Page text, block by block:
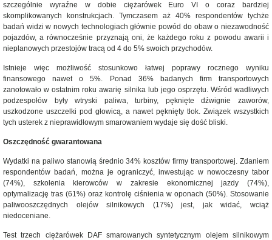
szczególnie wyraźne w dobie ciężarówek Euro VI o coraz bardziej
skomplikowanych konstrukcjach. Tymczasem aż 40% respondentów tychże
badań widzi w nowych technologiach głównie powód do obaw o niezawodność
pojazdów, a równocześnie przyznają oni, że każdego roku z powodu awarii i
nieplanowych przestojów tracą od 4 do 5% swoich przychodów.
Istnieje więc możliwość stosunkowo łatwej poprawy rocznego wyniku
finansowego nawet o 5%. Ponad 36% badanych firm transportowych
zanotowało w ostatnim roku awarię silnika lub jego osprzętu. Wśród wadliwych
podzespołów były wtryski paliwa, turbiny, pęknięte dźwignie zaworów,
uszkodzone uszczelki pod głowicą, a nawet pęknięty tłok. Związek wszystkich
tych usterek z nieprawidłowym smarowaniem wydaje się dość bliski.
Oszczędność gwarantowana
Wydatki na paliwo stanowią średnio 34% kosztów firmy transportowej. Zdaniem
respondentów badań, można je ograniczyć, inwestując w nowoczesny tabor
(74%), szkolenia kierowców w zakresie ekonomicznej jazdy (74%),
optymalizację tras (61%) oraz kontrolę ciśnienia w oponach (50%). Stosowanie
paliwooszczędnych olejów silnikowych (17%) jest, jak widać, wciąż
niedoceniane.
Test trzech ciężarówek DAF smarowanych syntetycznym olejem silnikowym